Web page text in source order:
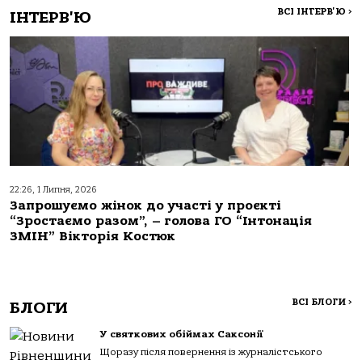
ІНТЕРВ'Ю ВСІ ІНТЕРВ'Ю >
22:26, 1 Липня, 2026
Запрошуємо жінок до участі у проєкті
“Зростаємо разом”, – голова ГО “Інтонація
ЗМІН” Вікторія Костюк
БЛОГИ ВСІ БЛОГИ >
У святкових обіймах Саксонії
Щоразу після повернення із журналістського